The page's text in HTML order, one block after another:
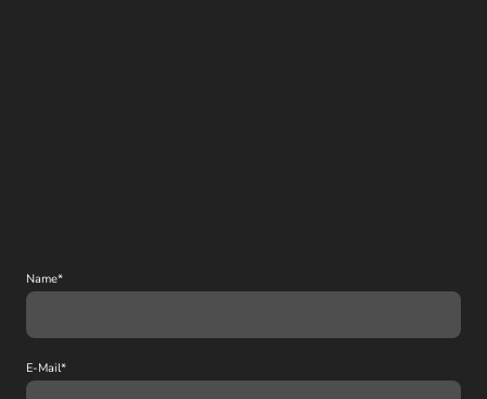
Name*
E-Mail*